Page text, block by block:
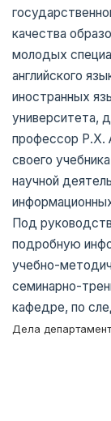
качества
молодых
английского
иностранных
университета,
профессор Р.Х.
своего
научной
Под
подробную
учебно-
семинарно-
кафедре, по
Дела